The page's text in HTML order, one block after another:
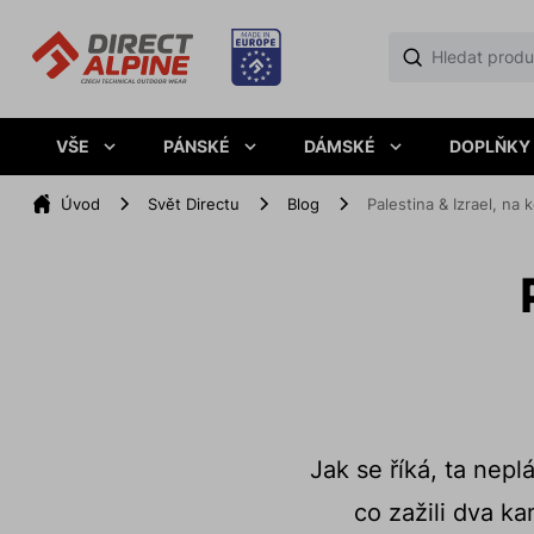
VŠE PÁNSKÉ DÁMSKÉ DOPLŇKY
Úvod Svět Directu Blog Palestina & Izrael, na
Jak se říká, ta
co zažili dva